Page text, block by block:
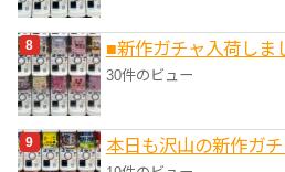
■新作ガチャ入荷しま
30件のビュー
本日も沢山の新作ガ